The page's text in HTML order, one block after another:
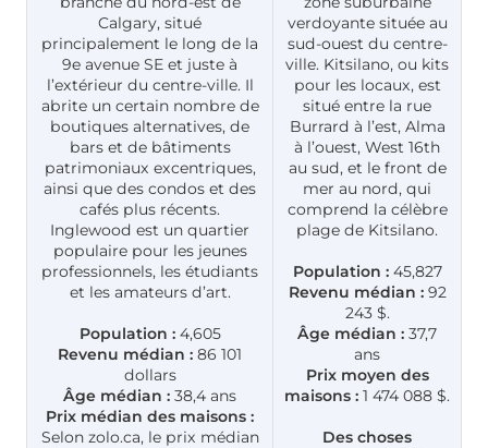
Calgary, situé
principalement le long de la
9e avenue SE et juste à
l’extérieur du centre-ville. Il
abrite un certain nombre de
boutiques alternatives, de
bars et de bâtiments
patrimoniaux excentriques,
ainsi que des condos et des
cafés plus récents.
Inglewood est un quartier
populaire pour les jeunes
professionnels, les étudiants
et les amateurs d’art.
Population : 4,605
Revenu médian : 86 101
dollars
Âge médian : 38,4 ans
Prix médian des maisons :
Selon zolo.ca, le prix médian
verdoyante située au
sud-ouest du centre-
ville. Kitsilano, ou kits
pour les locaux, est
situé entre la rue
Burrard à l’est, Alma
à l’ouest, West 16th
au sud, et le front de
mer au nord, qui
comprend la célèbre
plage de Kitsilano.
Population : 45,827
Revenu médian :92
243 $.
Âge médian : 37,7
ans
Prix moyen des
maisons : 1 474 088 $.
Des choses